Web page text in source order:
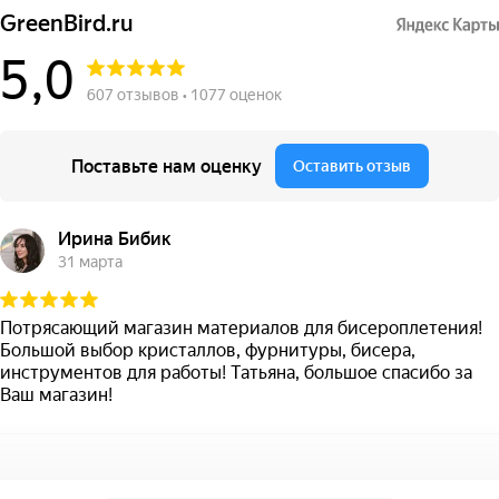
GreenBird.ru
5,0 607 отзывов • 1077 оценок
Поставьте нам оценку Оставить отзыв
Ирина Бибик
31 марта
Потрясающий магазин материалов для бисероплетения!
Большой выбор кристаллов, фурнитуры, бисера,
инструментов для работы! Татьяна, большое спасибо за
Ваш магазин!